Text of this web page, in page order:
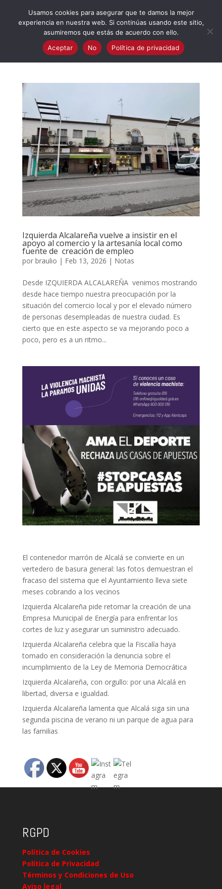
Izquierda Alcalareña vuelve a insistir en el
apoyo al comercio y la artesanía local como
fuente de creación de empleo
por braulio | Feb 13, 2026 | Notas
Desde IZQUIERDA ALCALAREÑA venimos mostrando
desde hace tiempo nuestra preocupación por la
situación del comercio local y por el elevado número
de personas desempleadas de nuestra ciudad. Es
cierto que en este aspecto se va mejorando poco a
poco, pero es a un ritmo...
El contenedor marrón de Alcalá se convierte en un
vertedero de basura general: las fotos demuestran el
fracaso del sistema que el Ayuntamiento lleva siete
meses cobrando a los vecinos
Izquierda Alcalareña pide retomar la creación de una
Empresa Municipal de Energía para enfrentar los
cortes de luz y asegurar un suministro adecuado.
Izquierda Alcalareña celebra que la Fiscalía haya
tomado en consideración la denuncia sobre el
incumplimiento de la Ley de Memoria Democrática
Izquierda Alcalareña, con orgullo: por una Alcalá en
libertad, diversa e igualdad.
Izquierda Alcalareña lamenta que Alcalá siga sin una
segunda piscina de verano ni un parque de agua para
las familias
RGPD
Política de Cookies
Política de Privacidad
Términos y Condiciones de Uso
Aviso legal
Usamos cookies para asegurar que te damos la mejor
experiencia en nuestra web. Si continúas usando este sitio,
asumiremos que estás de acuerdo con ello.
Aceptar
No Política de privacidad